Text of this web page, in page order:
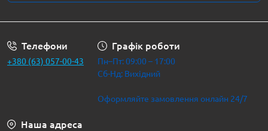
Телефони
+380 (63) 057-00-43
Графік роботи
Пн–Пт: 09:00 – 17:00
Сб-Нд: Вихідний
Оформляйте замовлення онлайн 24/7
Наша адреса